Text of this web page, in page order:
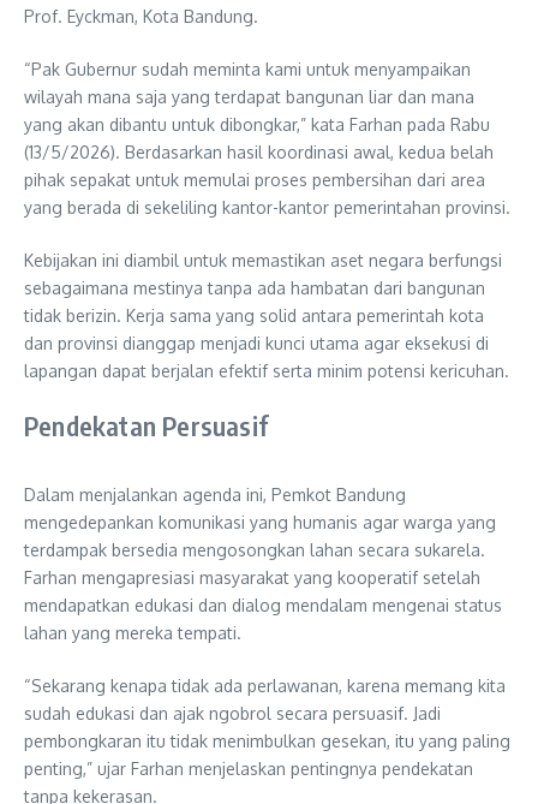
Prof. Eyckman, Kota Bandung.
“Pak Gubernur sudah meminta kami untuk menyampaikan
wilayah mana saja yang terdapat bangunan liar dan mana
yang akan dibantu untuk dibongkar,” kata Farhan pada Rabu
(13/5/2026). Berdasarkan hasil koordinasi awal, kedua belah
pihak sepakat untuk memulai proses pembersihan dari area
yang berada di sekeliling kantor-kantor pemerintahan provinsi.
Kebijakan ini diambil untuk memastikan aset negara berfungsi
sebagaimana mestinya tanpa ada hambatan dari bangunan
tidak berizin. Kerja sama yang solid antara pemerintah kota
dan provinsi dianggap menjadi kunci utama agar eksekusi di
lapangan dapat berjalan efektif serta minim potensi kericuhan.
Pendekatan Persuasif
Dalam menjalankan agenda ini, Pemkot Bandung
mengedepankan komunikasi yang humanis agar warga yang
terdampak bersedia mengosongkan lahan secara sukarela.
Farhan mengapresiasi masyarakat yang kooperatif setelah
mendapatkan edukasi dan dialog mendalam mengenai status
lahan yang mereka tempati.
“Sekarang kenapa tidak ada perlawanan, karena memang kita
sudah edukasi dan ajak ngobrol secara persuasif. Jadi
pembongkaran itu tidak menimbulkan gesekan, itu yang paling
penting,” ujar Farhan menjelaskan pentingnya pendekatan
tanpa kekerasan.